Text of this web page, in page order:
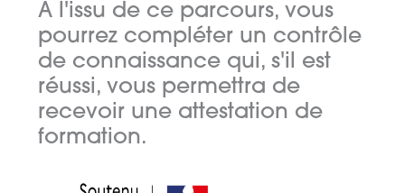
A l'issu de ce parcours, vous
pourrez compléter un contrôle
de connaissance qui, s'il est
réussi, vous permettra de
recevoir une attestation de
formation.